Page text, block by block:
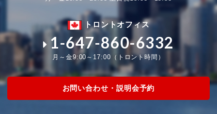
トロントオフィス
1-647-860-6332
月～金9:00～17:00（トロント時間）
お問い合わせ・説明会予約